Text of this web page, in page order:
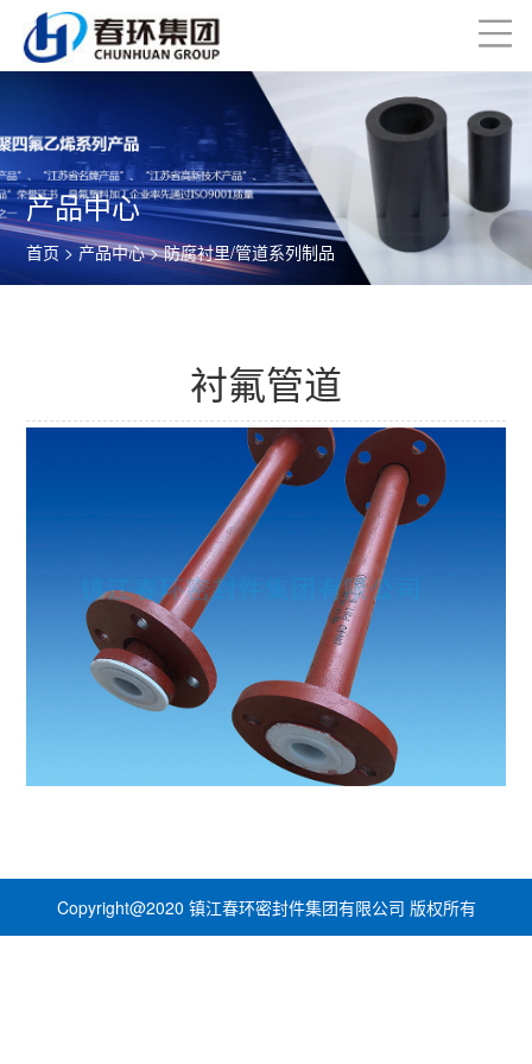
产品中心
首页 > 产品中心>防腐衬里/管道系列制品
衬氟管道
Copyright@2020 镇江春环密封件集团有限公司 版权所有